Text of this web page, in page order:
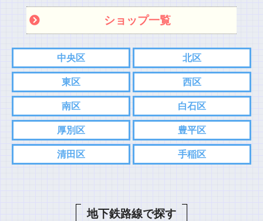
ショップ一覧
中央区 北区
東区 西区
南区 白石区
厚別区 豊平区
清田区 手稲区
地下鉄路線で探す